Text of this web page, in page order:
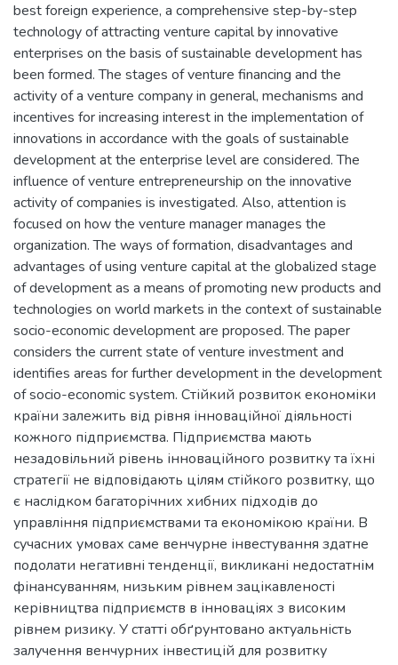
best foreign experience, a comprehensive step-by-step
technology of attracting venture capital by innovative
enterprises on the basis of sustainable development has
been formed. The stages of venture financing and the
activity of a venture company in general, mechanisms and
incentives for increasing interest in the implementation of
innovations in accordance with the goals of sustainable
development at the enterprise level are considered. The
influence of venture entrepreneurship on the innovative
activity of companies is investigated. Also, attention is
focused on how the venture manager manages the
organization. The ways of formation, disadvantages and
advantages of using venture capital at the globalized stage
of development as a means of promoting new products and
technologies on world markets in the context of sustainable
socio-economic development are proposed. The paper
considers the current state of venture investment and
identifies areas for further development in the development
of socio-economic system. Стійкий розвиток економіки
країни залежить від рівня інноваційної діяльності
кожного підприємства. Підприємства мають
незадовільний рівень інноваційного розвитку та їхні
стратегії не відповідають цілям стійкого розвитку, що
є наслідком багаторічних хибних підходів до
управління підприємствами та економікою країни. В
сучасних умовах саме венчурне інвестування здатне
подолати негативні тенденції, викликані недостатнім
фінансуванням, низьким рівнем зацікавленості
керівництва підприємств в інноваціях з високим
рівнем ризику. У статті обґрунтовано актуальність
залучення венчурних інвестицій для розвитку